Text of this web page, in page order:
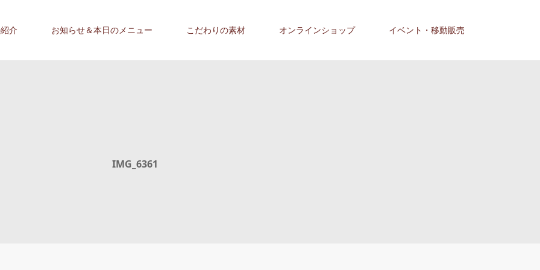
介 お知らせ＆本日のメニュー こだわりの素材 オンラインショップ イベント・移動販売
IMG_6361